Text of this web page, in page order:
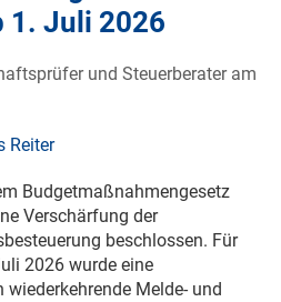
1. Juli 2026
und Steuerberater am
Reiter
Budgetmaßnahmengesetz
Verschärfung der
beschlossen. Für
2026 wurde eine
Melde- und